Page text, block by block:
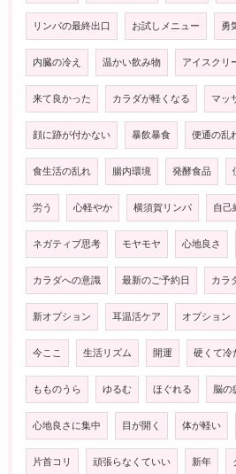
リンパの最終出口 お試しメニュー 勇
内臓の冷え 温かい飲み物 アイスクリ
来て良かった カラダが軽くなる マッ
顔に跡が付かない 暴飲暴食 便通の乱
食生活の乱れ 腸内環境 発酵食品
労う 心軽やか 横須賀リンパ 自己
ネガティブ思考 モヤモヤ 心地良さ
カラダへの意識 最新のご予約日 カラ
新オプション 耳温活ケア オプション
今ここ 生活リズム 開運 硬くて冷
もものうら ゆるむ ほぐれる 脳の
心地良さに集中 目が開く 体が軽い
片首コリ 頑張らなくていい 新年